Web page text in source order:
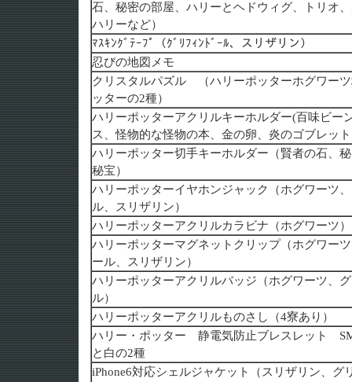
石、秘密の部屋、ハリーとヘドウィグ、トリオ
ハリーなど）
ﾏｽｷﾝｸﾞﾃｰﾌﾟ（ｸﾞﾘﾌｨﾝﾄﾞｰﾙ、スリザリン）
忍びの地図メモ
クリスタルパズル （ハリーポッターホグワー
ッターの2種）
ハリーポッターアクリルキーホルダー(百味ビー
ス、怪物的な怪物の本、金の卵、炎のゴブレッ
ハリーポッター切手キーホルダー（賢者の石、
秘宝）
ハリーポッターイヤホンジャック（ホグワーツ
ル、スリザリン）
ハリーポッターアクリルカラビナ（ホグワーツ）
ハリーポッターマグネットクリップ（ホグワー
ール、スリザリン）
ハリーポッターアクリルバッジ（ホグワーツ、
ル）
ハリーポッターアクリルものさし（4寮あり）
ハリー・ポッター 静電気防止ブレスレット
と白の2種
iPhone6対応シェルジャケット（スリザリン、グ